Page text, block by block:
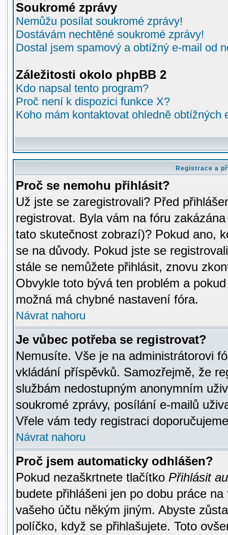
Soukromé zprávy
Nemůžu posílat soukromé zprávy!
Dostávám nechtěné soukromé zprávy!
Dostal jsem spamový a obtížný e-mail od
Záležitosti okolo phpBB 2
Kdo napsal tento program?
Proč není k dispozici funkce X?
Koho mám kontaktovat ohledně
Registrace a
Proč se nemohu přihlásit?
Už jste se zaregistrovali? Před
registrovat. Byla vám na fóru
tato skutečnost zobrazí)? Pokud ano,
se na důvody. Pokud jste se
stále se nemůžete přihlásit, znovu
Obvykle toto bývá ten problém a
možná má chybné nastavení fóra.
Návrat nahoru
Je vůbec potřeba se registrovat?
Nemusíte. Vše je na administrátorovi
vkládání příspěvků. Samozřejmě, že
službám nedostupným anonymním
soukromé zprávy, posílání e-mailů
Vřele vám tedy registraci
Návrat nahoru
Proč jsem automaticky odhlášen?
Pokud nezaškrtnete tlačítko Přihlásit
budete přihlášeni jen po dobu práce
vašeho účtu někým jiným. Abyste
políčko, když se přihlašujete. Toto